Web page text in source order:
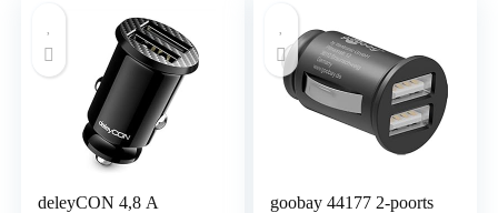
deleyCON 4,8 A
goobay 44177 2-poorts